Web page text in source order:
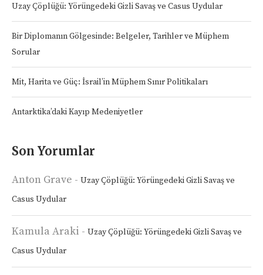
Uzay Çöplüğü: Yörüngedeki Gizli Savaş ve Casus Uydular
Bir Diplomanın Gölgesinde: Belgeler, Tarihler ve Müphem
Sorular
Mit, Harita ve Güç: İsrail’in Müphem Sınır Politikaları
Antarktika’daki Kayıp Medeniyetler
Son Yorumlar
Anton Grave - Uzay Çöplüğü: Yörüngedeki Gizli Savaş ve
Casus Uydular
Kamula Araki - Uzay Çöplüğü: Yörüngedeki Gizli Savaş ve
Casus Uydular